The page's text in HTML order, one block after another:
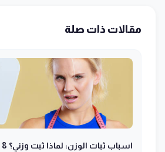
مقالات ذات صلة